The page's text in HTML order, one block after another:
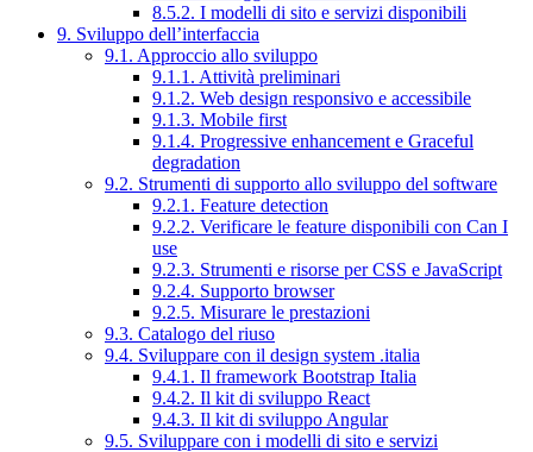
8.5.2. I modelli di sito e servizi disponibili
9. Sviluppo dell’interfaccia
9.1. Approccio allo sviluppo
9.1.1. Attività preliminari
9.1.2. Web design responsivo e accessibile
9.1.3. Mobile first
9.1.4. Progressive enhancement e Graceful
degradation
9.2. Strumenti di supporto allo sviluppo del software
9.2.1. Feature detection
9.2.2. Verificare le feature disponibili con Can I
use
9.2.3. Strumenti e risorse per CSS e JavaScript
9.2.4. Supporto browser
9.2.5. Misurare le prestazioni
9.3. Catalogo del riuso
9.4. Sviluppare con il design system .italia
9.4.1. Il framework Bootstrap Italia
9.4.2. Il kit di sviluppo React
9.4.3. Il kit di sviluppo Angular
9.5. Sviluppare con i modelli di sito e servizi